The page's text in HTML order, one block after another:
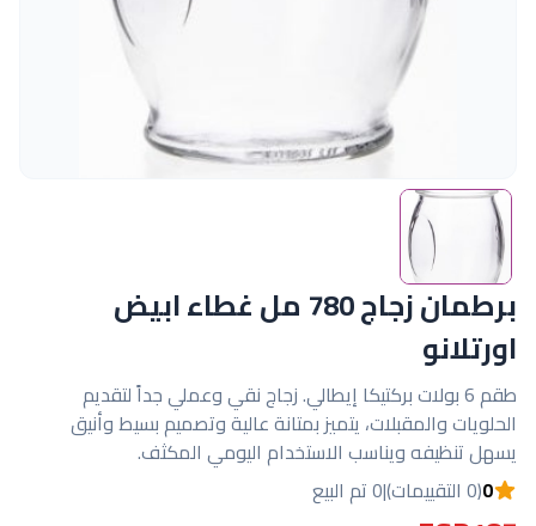
برطمان زجاج 780 مل غطاء ابيض
اورتلانو
طقم 6 بولات بركتيكا إيطالي. زجاج نقي وعملي جداً لتقديم
الحلويات والمقبلات، يتميز بمتانة عالية وتصميم بسيط وأنيق
يسهل تنظيفه ويناسب الاستخدام اليومي المكثف.
0(0 التقييمات) |0 تم البيع